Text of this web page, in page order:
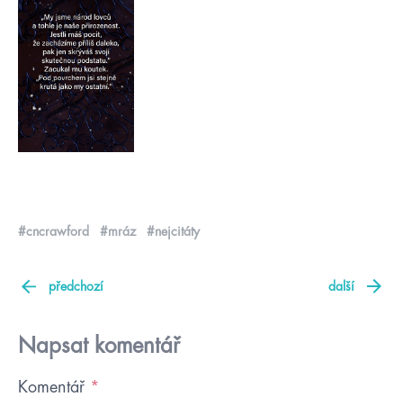
#cncrawford #mráz #nejcitáty
předchozí další
Napsat komentář
Komentář *